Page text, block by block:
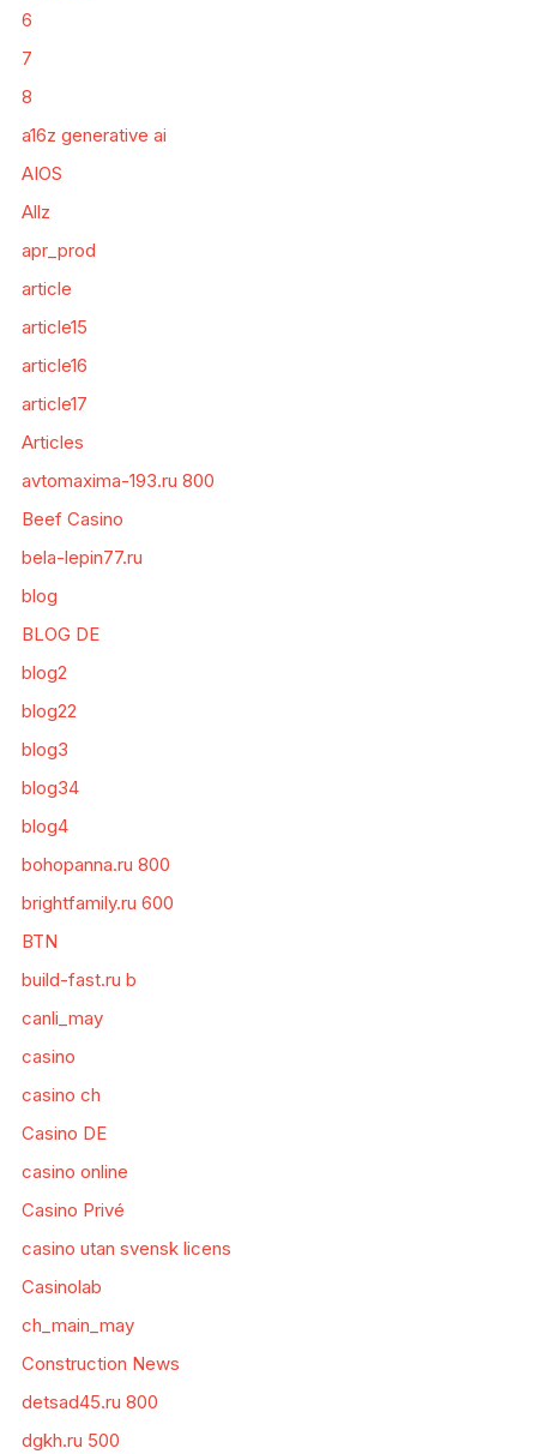
6
7
8
a16z generative ai
AIOS
Allz
apr_prod
article
article15
article16
article17
Articles
avtomaxima-193.ru 800
Beef Casino
bela-lepin77.ru
blog
BLOG DE
blog2
blog22
blog3
blog34
blog4
bohopanna.ru 800
brightfamily.ru 600
BTN
build-fast.ru b
canli_may
casino
casino ch
Casino DE
casino online
Casino Privé
casino utan svensk licens
Casinolab
ch_main_may
Construction News
detsad45.ru 800
dgkh.ru 500